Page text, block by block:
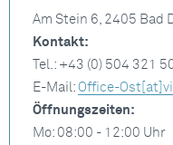
Am Stein 6, 2405
Kontakt:
Tel.: +43 (0) 504 321
E-Mail: Office-
Öffnungszeiten:
Mo: 08:00 - 12:00 Uhr